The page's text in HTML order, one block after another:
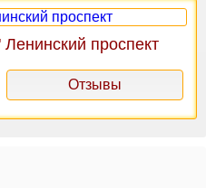
проспект
Отзывы